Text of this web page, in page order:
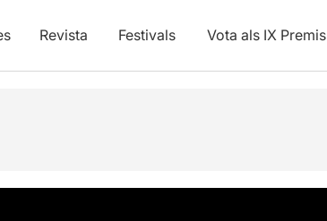
Revista Festivals Vota als IX Premis